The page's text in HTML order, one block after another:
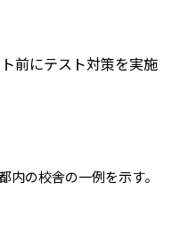
前にテスト対策を実施
内の校舎の一例を示す。